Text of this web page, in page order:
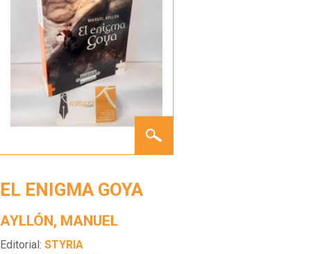
ENIGMA
EL ENIGMA GOYA
AYLLÓN, MANUEL
Editorial: STYRIA